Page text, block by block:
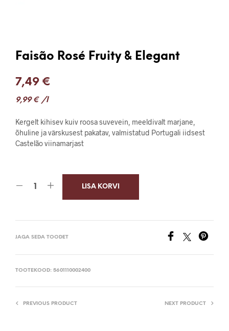
Faisão Rosé Fruity & Elegant
7,49 €
9,99€ /l
Kergelt kihisev kuiv roosa suvevein, meeldivalt marjane,
õhuline ja värskusest pakatav, valmistatud Portugali iidsest
Castelão viinamarjast
LISA KORVI
JAGA SEDA TOODET
TOOTEKOOD: 5601110002400
PREVIOUS PRODUCT NEXT PRODUCT